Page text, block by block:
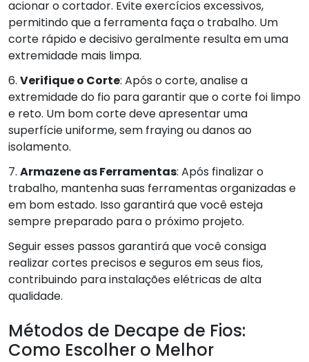
acionar o cortador. Evite exercícios excessivos,
permitindo que a ferramenta faça o trabalho. Um
corte rápido e decisivo geralmente resulta em uma
extremidade mais limpa.
6. Verifique o Corte: Após o corte, analise a
extremidade do fio para garantir que o corte foi limpo
e reto. Um bom corte deve apresentar uma
superfície uniforme, sem fraying ou danos ao
isolamento.
7. Armazene as Ferramentas: Após finalizar o
trabalho, mantenha suas ferramentas organizadas e
em bom estado. Isso garantirá que você esteja
sempre preparado para o próximo projeto.
Seguir esses passos garantirá que você consiga
realizar cortes precisos e seguros em seus fios,
contribuindo para instalações elétricas de alta
qualidade.
Métodos de Decape de Fios:
Como Escolher o Melhor